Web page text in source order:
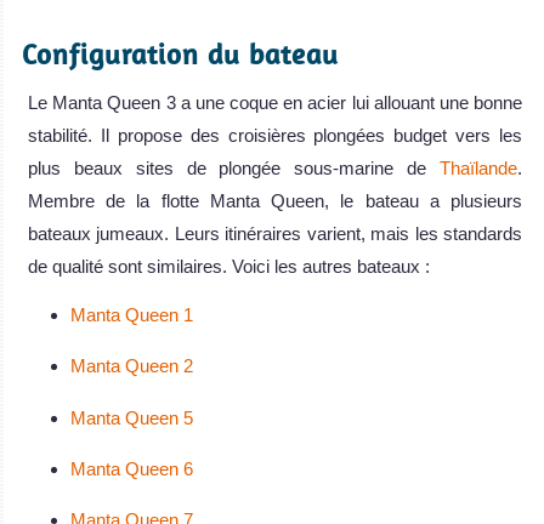
Configuration du bateau
Le Manta Queen 3 a une coque en acier lui allouant une bonne
stabilité. Il propose des croisières plongées budget vers les
plus beaux sites de plongée sous-marine de Thaïlande.
Membre de la flotte Manta Queen, le bateau a plusieurs
bateaux jumeaux. Leurs itinéraires varient, mais les standards
de qualité sont similaires. Voici les autres bateaux :
Manta Queen 1
Manta Queen 2
Manta Queen 5
Manta Queen 6